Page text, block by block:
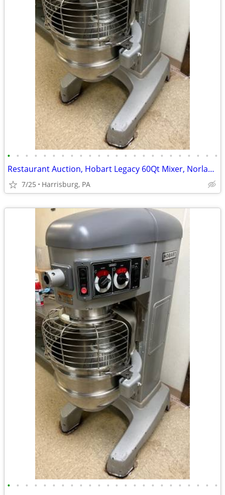
• • • • • • • • • • • • • • • • • • • • • • • •
Restaurant Auction, Hobart Legacy 60Qt Mixer, Norlake Walk-in Freezer
7/25 Harrisburg, PA
• • • • • • • • • • • • • • • • • • • • • • • •